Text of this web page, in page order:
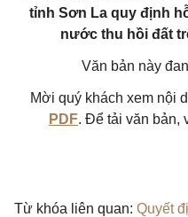
tỉnh Sơn La quy định
nước thu hồi đất
Văn bản này
Mời quý khách xem nội
PDF. Để tải văn bản,
Từ khóa liên quan: Quyết